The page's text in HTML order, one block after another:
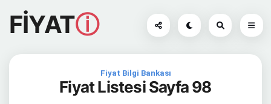
FİYATⓘ
Fiyat Bilgi Bankası
Fiyat Listesi Sayfa 98